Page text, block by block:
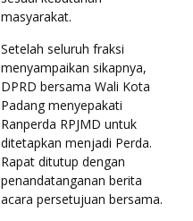
masyarakat.
Setelah seluruh fraksi
menyampaikan sikapnya,
DPRD bersama Wali Kota
Padang menyepakati
Ranperda RPJMD untuk
ditetapkan menjadi Perda.
Rapat ditutup dengan
penandatanganan berita
acara persetujuan bersama.